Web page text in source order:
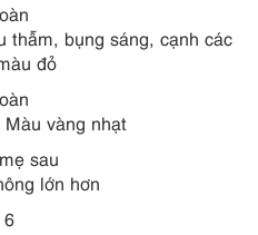
thẫm, bụng sáng, cạnh các
đỏ
vàng nhạt
sau
lớn hơn
6